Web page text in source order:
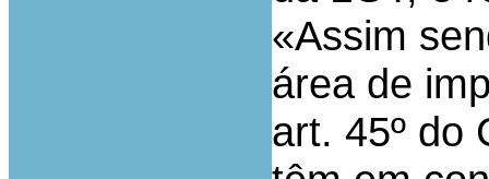
«Assim
área de
art. 45º do